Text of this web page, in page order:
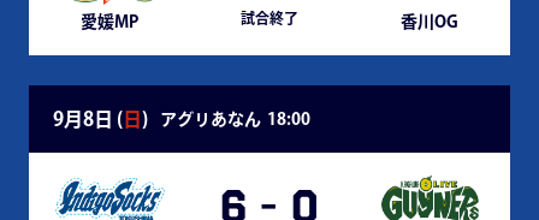
愛媛MP 試合終了 香川OG
9月8日 ( 日 ) アグリあなん 18:00
6 - 0